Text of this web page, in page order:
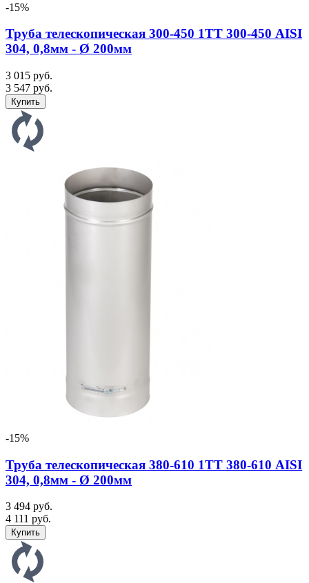
-15%
Труба телескопическая 300-450 1ТТ 300-450 AISI
304, 0,8мм - Ø 200мм
3 015 руб.
3 547 руб.
-15%
Труба телескопическая 380-610 1ТТ 380-610 AISI
304, 0,8мм - Ø 200мм
3 494 руб.
4 111 руб.